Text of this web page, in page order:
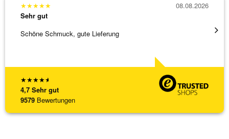
★★★★★
4,7 Sehr gut
9579 Bewertungen
★★★★★
Sehr gut
Schöne Schmuck, gute Lieferung
08.08.2026